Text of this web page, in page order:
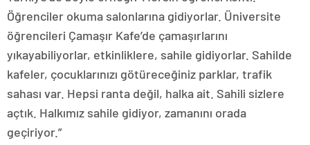
Öğrenciler okuma salonlarına gidiyorlar. Üniversite
öğrencileri Çamaşır Kafe’de çamaşırlarını
yıkayabiliyorlar, etkinliklere, sahile gidiyorlar. Sahilde
kafeler, çocuklarınızı götüreceğiniz parklar, trafik
sahası var. Hepsi ranta değil, halka ait. Sahili sizlere
açtık. Halkımız sahile gidiyor, zamanını orada
geçiriyor.”